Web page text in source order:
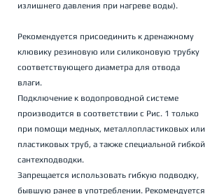
излишнего давления при нагреве воды).
Рекомендуется присоединить к дренажному
клювику резиновую или силиконовую трубку
соответствующего диаметра для отвода
влаги.
Подключение к водопроводной системе
производится в соответствии с Рис. 1 только
при помощи медных, металлопластиковых или
пластиковых труб, а также специальной гибкой
сантехподводки.
Запрещается использовать гибкую подводку,
бывшую ранее в употреблении. Рекомендуется